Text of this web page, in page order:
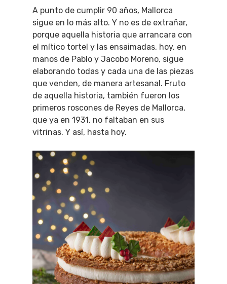
A punto de cumplir 90 años, Mallorca
sigue en lo más alto. Y no es de extrañar,
porque aquella historia que arrancara con
el mítico tortel y las ensaimadas, hoy, en
manos de Pablo y Jacobo Moreno, sigue
elaborando todas y cada una de las piezas
que venden, de manera artesanal. Fruto
de aquella historia, también fueron los
primeros roscones de Reyes de Mallorca,
que ya en 1931, no faltaban en sus
vitrinas. Y así, hasta hoy.